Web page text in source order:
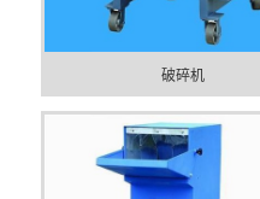
破碎机